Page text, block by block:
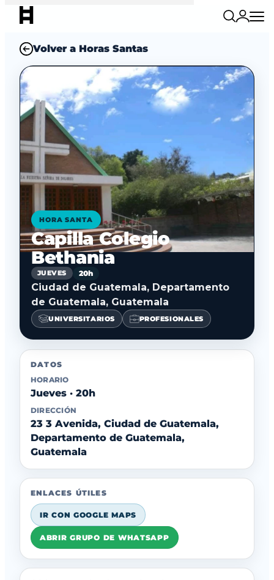
Volver a Horas Santas
HORA SANTA
Capilla Colegio
Bethania
JUEVES 20h
Ciudad de Guatemala, Departamento
de Guatemala, Guatemala
UNIVERSITARIOS PROFESIONALES
DATOS
HORARIO
Jueves · 20h
DIRECCIÓN
23 3 Avenida, Ciudad de Guatemala,
Departamento de Guatemala,
Guatemala
ENLACES ÚTILES
IR CON GOOGLE MAPS
ABRIR GRUPO DE WHATSAPP